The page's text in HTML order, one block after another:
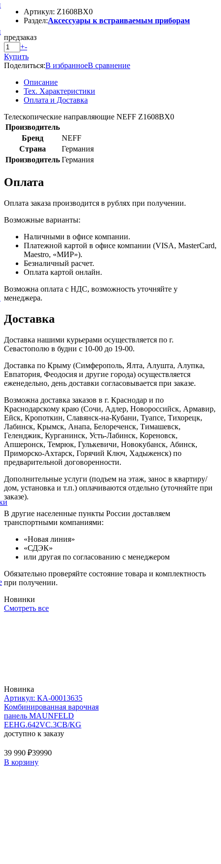
Артикул: Z1608BX0
Раздел:Аксессуары к встраиваемым приборам
предзаказ
+-
Купить
Поделиться:В избранноеВ сравнение
Описание
Тех. Характеристики
Оплата и Доставка
Телескопические направляющие NEFF Z1608BX0
Производитель
Бренд
NEFF
Страна
Германия
Производитель Германия
Оплата
Оплата заказа производится в рублях при получении.
Возможные варианты:
Наличными в офисе компании.
Платежной картой в офисе компании (VISA, MasterCard,
Maestro, «МИР»).
Безналичный расчет.
Оплата картой онлайн.
Возможна оплата с НДС, возможность уточняйте у
менеджера.
Доставка
Доставка нашими курьерами осуществляется по г.
Севастополю в будни с 10-00 до 19-00.
Доставка по Крыму (Симферополь, Ялта, Алушта, Алупка,
Евпатория, Феодосия и другие города) осуществляется
еженедельно, день доставки согласовывается при заказе.
Возможна доставка заказов в г. Краснодар и по
Краснодарскому краю (Сочи, Адлер, Новороссийск, Армавир,
Ейск, Кропоткин, Славянск-на-Кубани, Туапсе, Тихорецк,
Лабинск, Крымск, Анапа, Белореченск, Тимашевск,
Геленджик, Курганинск, Усть-Лабинск, Кореновск,
Апшеронск, Темрюк, Гулькевичи, Новокубанск, Абинск,
Приморско-Ахтарск, Горячий Ключ, Хадыженск) по
предварительной договоренности.
Дополнительные услуги (подъем на этаж, занос в квартиру/
дом, установка и т.п.) оплачиваются отдельно (уточняйте при
заказе).
В другие населенные пункты России доставляем
транспортными компаниями:
«Новая линия»
«СДЭК»
или другая по согласованию с менеджером
Обязательно проверяйте состояние товара и комплектность
при получении.
Новинки
Смотреть все
Новинка
Артикул: КА-00013635
Комбинированная варочная
панель MAUNFELD
EEHG.642VC.3CB/KG
доступно к заказу
39 990 ₽39990
В корзину